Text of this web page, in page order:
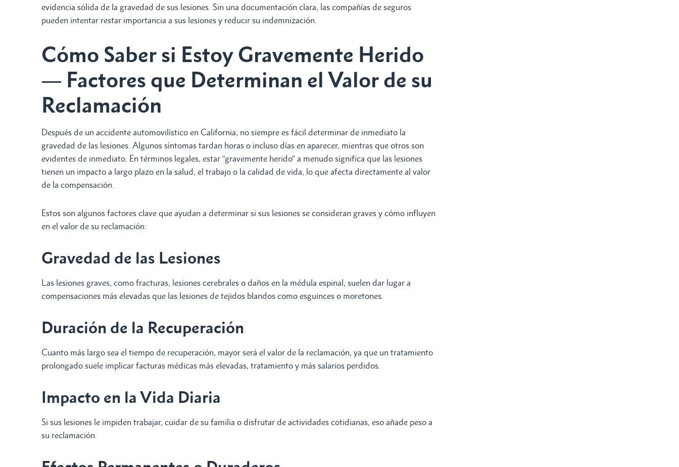
evidencia sólida de la gravedad de sus lesiones. Sin una documentación clara, las compañías de seguros
pueden intentar restar importancia a sus lesiones y reducir su indemnización.
Cómo Saber si Estoy Gravemente Herido
— Factores que Determinan el Valor de su
Reclamación
Después de un accidente automovilístico en California, no siempre es fácil determinar de inmediato la
gravedad de las lesiones. Algunos síntomas tardan horas o incluso días en aparecer, mientras que otros son
evidentes de inmediato. En términos legales, estar “gravemente herido” a menudo significa que las lesiones
tienen un impacto a largo plazo en la salud, el trabajo o la calidad de vida, lo que afecta directamente al valor
de la compensación.
Estos son algunos factores clave que ayudan a determinar si sus lesiones se consideran graves y cómo influyen
en el valor de su reclamación:
Gravedad de las Lesiones
Las lesiones graves, como fracturas, lesiones cerebrales o daños en la médula espinal, suelen dar lugar a
compensaciones más elevadas que las lesiones de tejidos blandos como esguinces o moretones.
Duración de la Recuperación
Cuanto más largo sea el tiempo de recuperación, mayor será el valor de la reclamación, ya que un tratamiento
prolongado suele implicar facturas médicas más elevadas, tratamiento y más salarios perdidos.
Impacto en la Vida Diaria
Si sus lesiones le impiden trabajar, cuidar de su familia o disfrutar de actividades cotidianas, eso añade peso a
su reclamación.